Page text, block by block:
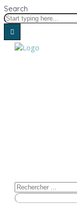
Search